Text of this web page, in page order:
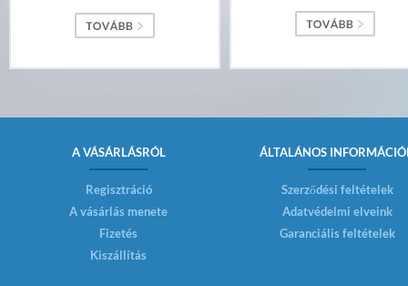
A VÁSÁRLÁSRÓL
Regisztráció
A vásárlás menete
Fizetés
Kiszállítás
ÁLTALÁNOS
Szerződési feltételek
Adatvédelmi elveink
Garanciális feltételek